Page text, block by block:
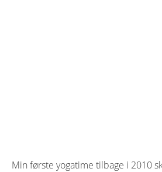
Min første yogatime tilbage i 2010